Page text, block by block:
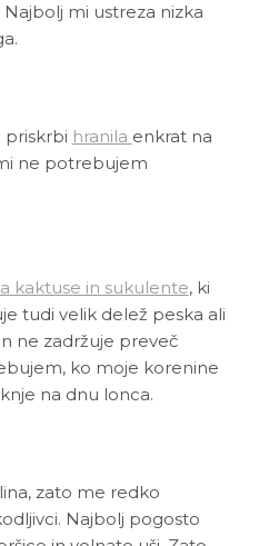
mi ustreza nizka
priskrbi hranila enkrat na
ne potrebujem
kaktuse in sukulente, ki
tudi velik delež peska ali
ne zadržuje preveč
ko moje korenine
na dnu lonca.
zato me redko
Najbolj pogosto